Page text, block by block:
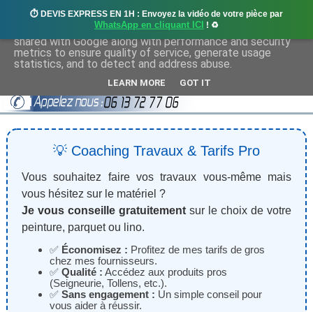
⏱️ DEVIS EXPRESS EN 1H : Envoyez la vidéo de votre pièce par
WhatsApp en cliquant ICI ! ♻️
💡 Coaching Travaux & Tarifs Pro
Vous souhaitez faire vos travaux vous-même mais
vous hésitez sur le matériel ?
Je vous conseille gratuitementsur le choix de votre
peinture, parquet ou lino.
✅ Économisez : Profitez de mes tarifs de gros
chez mes fournisseurs.
✅ Qualité : Accédez aux produits pros
(Seigneurie, Tollens, etc.).
✅ Sans engagement : Un simple conseil pour
vous aider à réussir.
This site uses cookies from Google to deliver its services
and to analyze traffic. Your IP address and user-agent are
shared with Google along with performance and security
metrics to ensure quality of service, generate usage
statistics, and to detect and address abuse.
LEARN MORE GOT IT